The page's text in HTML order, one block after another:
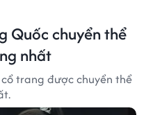
Quốc chuyển thể
nhất
trang được chuyển thể